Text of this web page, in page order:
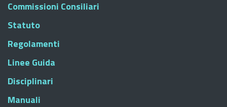
Commissioni Consiliari
Statuto
Regolamenti
Linee Guida
Disciplinari
Manuali